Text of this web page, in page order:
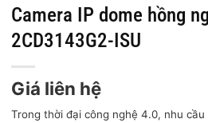
Camera IP dome hồng
2CD3143G2-ISU
Giá liên hệ
Trong thời đại công nghệ 4.0, nhu